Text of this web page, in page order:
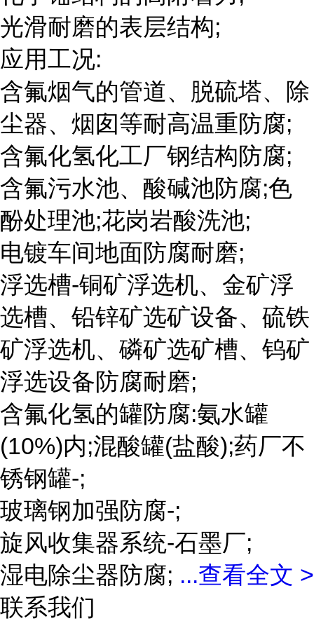
光滑耐磨的表层结构;
应用工况:
含氟烟气的管道、脱硫塔、除
尘器、烟囱等耐高温重防腐;
含氟化氢化工厂钢结构防腐;
含氟污水池、酸碱池防腐;色
酚处理池;花岗岩酸洗池;
电镀车间地面防腐耐磨;
浮选槽-铜矿浮选机、金矿浮
选槽、铅锌矿选矿设备、硫铁
矿浮选机、磷矿选矿槽、钨矿
浮选设备防腐耐磨;
含氟化氢的罐防腐:氨水罐
(10%)内;混酸罐(盐酸);药厂不
锈钢罐-;
玻璃钢加强防腐-;
旋风收集器系统-石墨厂;
湿电除尘器防腐; ...查看全文 >
联系我们